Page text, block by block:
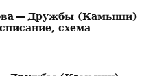
— Дружбы (Камыши)
схема